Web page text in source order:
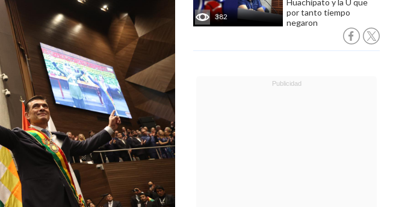
382
Huachipato y la U que
por tanto tiempo
negaron